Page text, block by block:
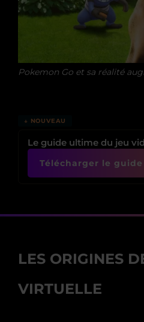
Pokemon Go et sa réalité
↓ NOUVEAU
Le guide ultime du jeu
Télécharger le
LES ORIGINES
VIRTUELLE